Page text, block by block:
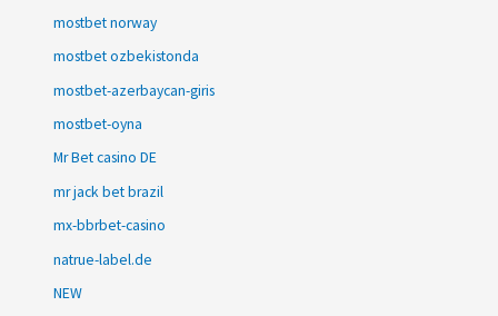
mostbet norway
mostbet ozbekistonda
mostbet-azerbaycan-giris
mostbet-oyna
Mr Bet casino DE
mr jack bet brazil
mx-bbrbet-casino
natrue-label.de
NEW